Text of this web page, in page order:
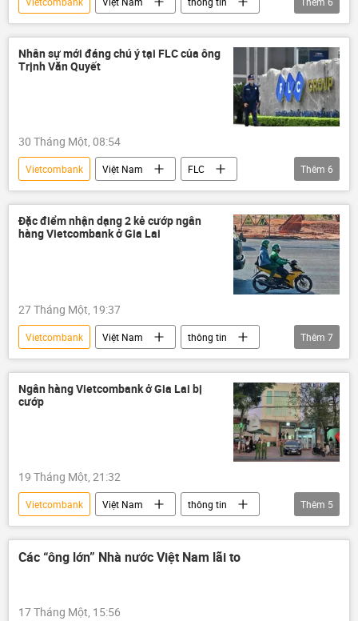
Ngân hàng Nhà nước
Kinh tế
ngân hàng
tài chính
Techcombank
Nhân sự mới đáng chú ý tại FLC của ông
Trịnh Văn Quyết
30 Tháng Một, 08:54
Vietcombank Việt Nam
FLC
doanh nghiệp
ngân hàng
nhân sự
bổ nhiệm
doanh nhân
Trịnh Văn Quyết
Thêm 6
Đặc điểm nhận dạng 2 kẻ cướp ngân
hàng Vietcombank ở Gia Lai
27 Tháng Một, 19:37
Vietcombank Việt Nam
thông tin
vụ cướp
bị cướp
Gia Lai
Xã hội
Bộ Công an Việt Nam
ngân hàng
Thêm 7
Ngân hàng Vietcombank ở Gia Lai bị
cướp
19 Tháng Một, 21:32
Vietcombank Việt Nam
thông tin
Xã hội
bị cướp
ngân hàng
Gia Lai
Pháp luật
Thêm 5
Các “ông lớn” Nhà nước Việt Nam lãi to
17 Tháng Một, 15:56